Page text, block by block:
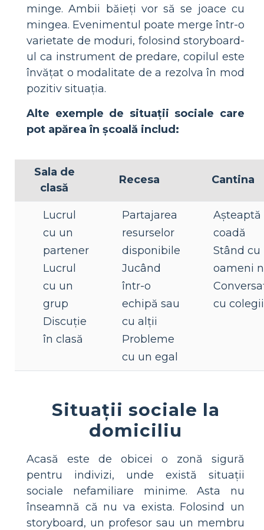
minge. Ambii băieți vor să se joace cu
mingea. Evenimentul poate merge într-o
varietate de moduri, folosind storyboard-
ul ca instrument de predare, copilul este
învățat o modalitate de a rezolva în mod
pozitiv situația.
Alte exemple de situații sociale care
pot apărea în școală includ:
Sala de
clasă
Recesa Cantina
Lucrul
cu un
partener
Lucrul
cu un
grup
Discuție
în clasă
Partajarea
resurselor
disponibile
Jucând
într-o
echipă sau
cu alții
Probleme
cu un egal
Așteaptă
coadă
Stând cu
oameni
cu colegii
Situații sociale la
domiciliu
Acasă este de obicei o zonă sigură
pentru indivizi, unde există situații
sociale nefamiliare minime. Asta nu
înseamnă că nu va exista. Folosind un
storyboard, un profesor sau un membru